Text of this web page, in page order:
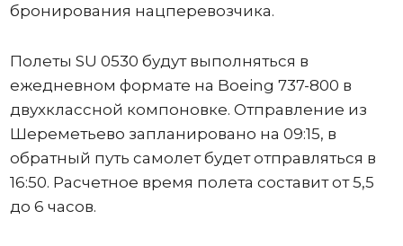
бронирования нацперевозчика.
Полеты SU 0530 будут выполняться в
ежедневном формате на Boeing 737-800 в
двухклассной компоновке. Отправление из
Шереметьево запланировано на 09:15, в
обратный путь самолет будет отправляться в
16:50. Расчетное время полета составит от 5,5
до 6 часов.